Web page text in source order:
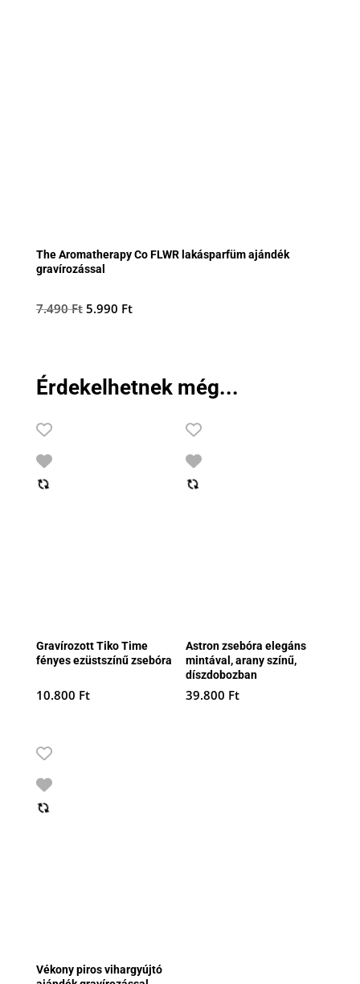
The Aromatherapy Co FLWR lakásparfüm ajándék
gravírozással
7.490Ft Original
5.990 FtCurrent
Érdekelhetnek még...
Gravírozott Tiko Time
fényes ezüstszínű zsebóra
10.800 Ft
Astron zsebóra elegáns
mintával, arany színű,
díszdobozban
39.800 Ft
Vékony piros vihargyújtó